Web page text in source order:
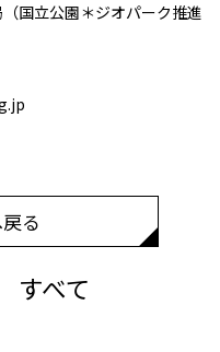
国立公園＊ジオパーク推進
る
すべて